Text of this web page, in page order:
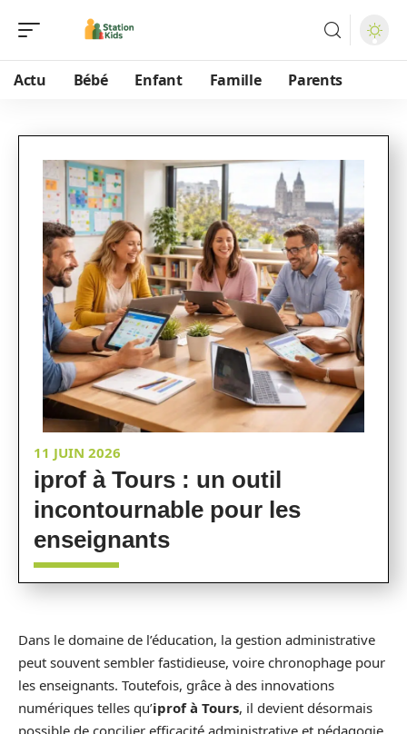
Actu Bébé Enfant Famille Parents
11 JUIN 2026
iprof à Tours : un outil
incontournable pour les
enseignants
Dans le domaine de l’éducation, la gestion administrative
peut souvent sembler fastidieuse, voire chronophage pour
les enseignants. Toutefois, grâce à des innovations
numériques telles qu’iprof à Tours, il devient désormais
possible de concilier efficacité administrative et pédagogie.